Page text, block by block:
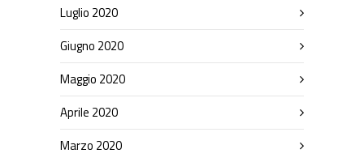
Luglio 2020
Giugno 2020
Maggio 2020
Aprile 2020
Marzo 2020